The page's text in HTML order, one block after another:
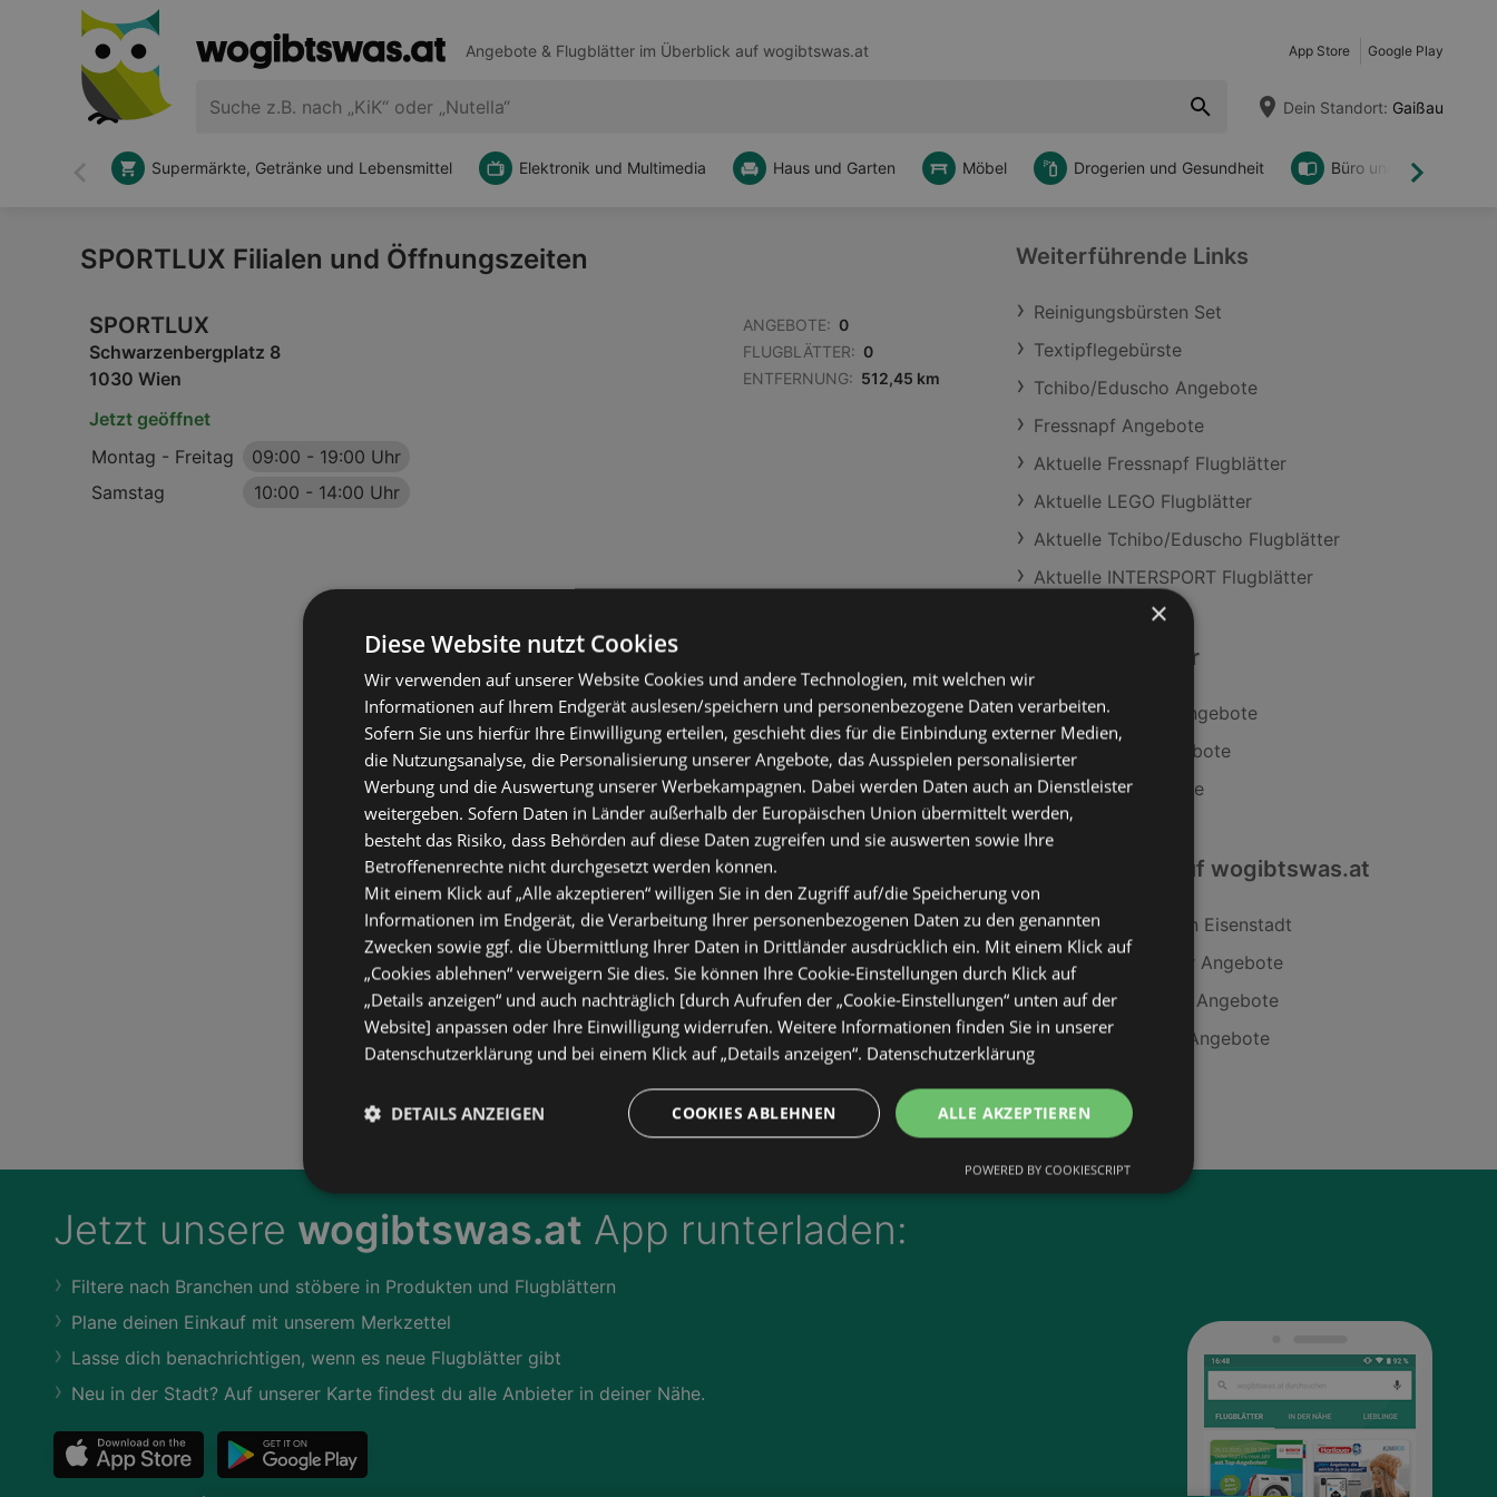
Angebote & Flugblätter im Überblick auf wogibtswas.at App Store Google Play
Dein Standort: Gaißau
Zurück Weiter
Supermärkte, Getränke und Lebensmittel Elektronik und Multimedia Haus und Garten Möbel Drogerien und Gesundheit Büro und DIY
SPORTLUX Filialen und Öffnungszeiten
SPORTLUX
Schwarzenbergplatz 8
1030 Wien
ANGEBOTE: 0
FLUGBLÄTTER: 0
ENTFERNUNG: 512,45 km
Jetzt geöffnet
Montag - Freitag
09:00 - 19:00 Uhr
Samstag
10:00 - 14:00 Uhr
Weiterführende Links
Reinigungsbürsten Set
Textipflegebürste
Tchibo/Eduscho Angebote
Fressnapf Angebote
Aktuelle Fressnapf Flugblätter
Aktuelle LEGO Flugblätter
Aktuelle Tchibo/Eduscho Flugblätter
Aktuelle INTERSPORT Flugblätter
Ähnliche Händler
Tchibo/Eduscho Angebote
INTERSPORT Angebote
Fressnapf Angebote
Interessantes auf wogibtswas.at
Apotheke Filialen in Eisenstadt
Tischleuchte Krikor Angebote
Unwahrscheinliche Angebote
Sygonix 1629426 Angebote
Jetzt unsere wogibtswas.at App runterladen:
Filtere nach Branchen und stöbere in Produkten und Flugblättern
Plane deinen Einkauf mit unserem Merkzettel
Lasse dich benachrichtigen, wenn es neue Flugblätter gibt
Neu in der Stadt? Auf unserer Karte findest du alle Anbieter in deiner Nähe.
×
Diese Website nutzt Cookies
Wir verwenden auf unserer Website Cookies und andere Technologien, mit welchen wir
Informationen auf Ihrem Endgerät auslesen/speichern und personenbezogene Daten verarbeiten.
Sofern Sie uns hierfür Ihre Einwilligung erteilen, geschieht dies für die Einbindung externer Medien,
die Nutzungsanalyse, die Personalisierung unserer Angebote, das Ausspielen personalisierter
Werbung und die Auswertung unserer Werbekampagnen. Dabei werden Daten auch an Dienstleister
weitergeben. Sofern Daten in Länder außerhalb der Europäischen Union übermittelt werden,
besteht das Risiko, dass Behörden auf diese Daten zugreifen und sie auswerten sowie Ihre
Betroffenenrechte nicht durchgesetzt werden können.
Mit einem Klick auf „Alle akzeptieren“ willigen Sie in den Zugriff auf/die Speicherung von
Informationen im Endgerät, die Verarbeitung Ihrer personenbezogenen Daten zu den genannten
Zwecken sowie ggf. die Übermittlung Ihrer Daten in Drittländer ausdrücklich ein. Mit einem Klick auf
„Cookies ablehnen“ verweigern Sie dies. Sie können Ihre Cookie-Einstellungen durch Klick auf
„Details anzeigen“ und auch nachträglich [durch Aufrufen der „Cookie-Einstellungen“ unten auf der
Website] anpassen oder Ihre Einwilligung widerrufen. Weitere Informationen finden Sie in unserer
Datenschutzerklärung und bei einem Klick auf „Details anzeigen“. Datenschutzerklärung
ALLE AKZEPTIEREN
COOKIES ABLEHNEN
DETAILS ANZEIGEN
POWERED BY COOKIESCRIPT